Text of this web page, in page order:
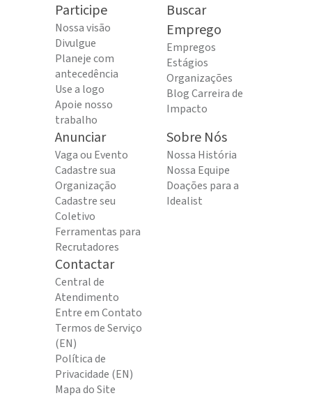
Participe
Nossa visão
Divulgue
Planeje com
antecedência
Use a logo
Apoie nosso
trabalho
Buscar
Emprego
Empregos
Estágios
Organizações
Blog Carreira de
Impacto
Anunciar
Vaga ou Evento
Cadastre sua
Organização
Cadastre seu
Coletivo
Ferramentas para
Recrutadores
Sobre Nós
Nossa História
Nossa Equipe
Doações para a
Idealist
Contactar
Central de
Atendimento
Entre em Contato
Termos de Serviço
(EN)
Política de
Privacidade (EN)
Mapa do Site